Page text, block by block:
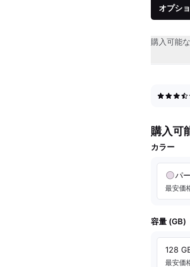
オプシ
購入可能
購入可
カラー
パ
最安価
容量 (GB)
128
最安価